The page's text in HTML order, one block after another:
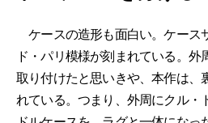
ケースの造形も面白い。ケース
ド・パリ模様が刻まれている。外
取り付けたと思いきや、本作は、
れている。つまり、外周にクル・